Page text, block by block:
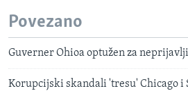
Povezano
Guverner Ohioa optužen za
Korupcijski skandali 'tresu' Chicago i